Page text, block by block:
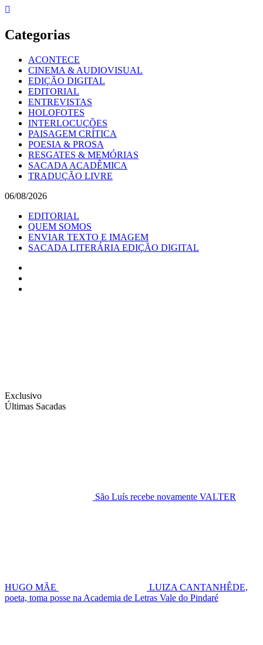
Skip
content
Categorias
ACONTECE
CINEMA & AUDIOVISUAL
EDIÇÃO DIGITAL
EDITORIAL
ENTREVISTAS
HOLOFOTES
INTERLOCUÇÕES
PAISAGEM CRÍTICA
POESIA & PROSA
RESGATES & MEMÓRIAS
SACADA ACADÊMICA
TRADUÇÃO LIVRE
06/08/2026
EDITORIAL
QUEM SOMOS
ENVIAR TEXTO E IMAGEM
SACADA LITERÁRIA EDIÇÃO DIGITAL
Exclusivo
Últimas Sacadas
São Luís recebe novamente VALTER
HUGO MÃE
LUIZA CANTANHÊDE,
poeta, toma posse na Academia de Letras Vale do Pindaré